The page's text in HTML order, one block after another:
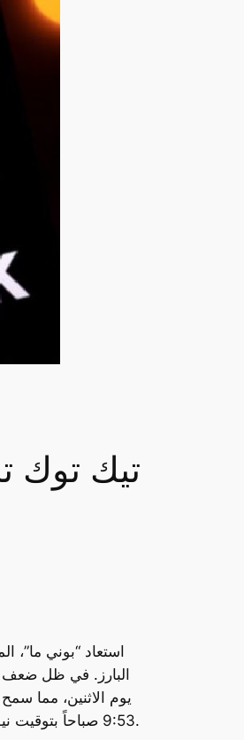
تيك توك
استعاد “بوني ما”،
البارز. في ظل ضعف
9:53 صباحاً بتوقيت نيويورك. وفي حين تراجع زونج إلى المرتبة الثالثة، احتل تشانج يي مينج، مؤسس شركة “بايت دانس” المالكة لتطبيق “تيك توك”، المركز الثاني.